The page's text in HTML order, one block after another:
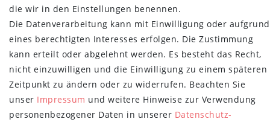
NEWSLETTER
E-MAIL **
Newsletter
Honig
Hiermit bestätige ich, dass ich die Daten­schutz­erklärunggelesen habe.
Meine Einwilligung kann ich jederzeit widerrufen.**
Abonnieren
die wir in den Einstellungen benennen.
Die Datenverarbeitung kann mit Einwilligung oder aufgrund
eines berechtigten Interesses erfolgen. Die Zustimmung
kann erteilt oder abgelehnt werden. Es besteht das Recht,
nicht einzuwilligen und die Einwilligung zu einem späteren
Zeitpunkt zu ändern oder zu widerrufen. Beachten Sie
unser Impressum und weitere Hinweise zur Verwendung
personenbezogener Daten in unserer Daten­schutz­